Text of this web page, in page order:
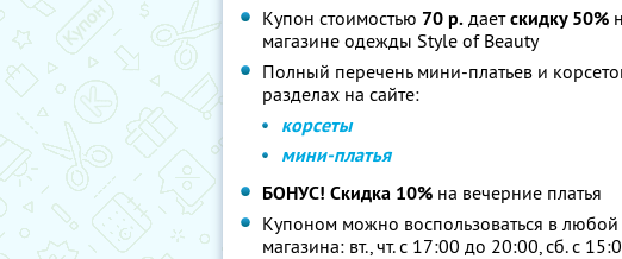
Купон стоимостью 70 р. даетскидку 50%
магазине одежды Style of Beauty
Полный перечень мини-платьев и
разделах на сайте:
корсеты
мини-платья
БОНУС! Скидка 10% на вечерние платья
Купоном можно воспользоваться в
магазина: вт., чт. с 17:00 до 20:00, сб. с